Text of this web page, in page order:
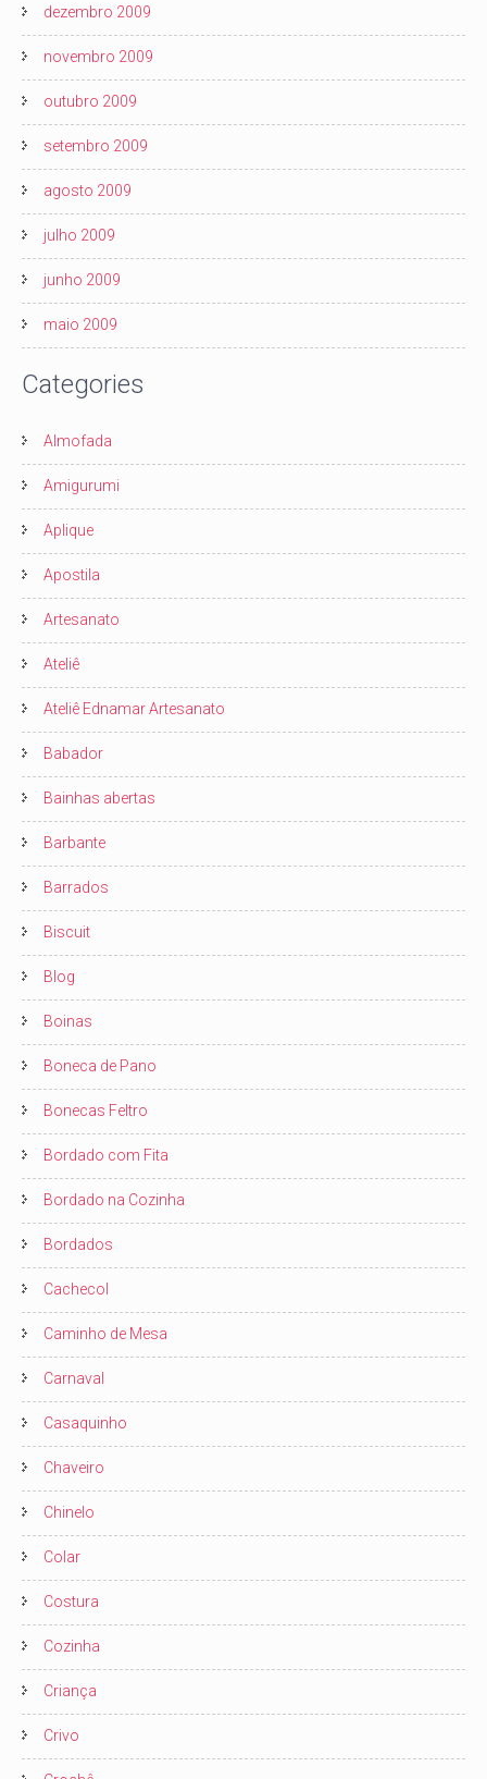
dezembro 2009
novembro 2009
outubro 2009
setembro 2009
agosto 2009
julho 2009
junho 2009
maio 2009
Categories
Almofada
Amigurumi
Aplique
Apostila
Artesanato
Ateliê
Ateliê Ednamar Artesanato
Babador
Bainhas abertas
Barbante
Barrados
Biscuit
Blog
Boinas
Boneca de Pano
Bonecas Feltro
Bordado com Fita
Bordado na Cozinha
Bordados
Cachecol
Caminho de Mesa
Carnaval
Casaquinho
Chaveiro
Chinelo
Colar
Costura
Cozinha
Criança
Crivo